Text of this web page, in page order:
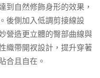
到自然修飾身形的效果，
後側加入低調剪接線設
營造更立體的臀部曲線與
織帶開衩設計，提升穿著
合且自在。